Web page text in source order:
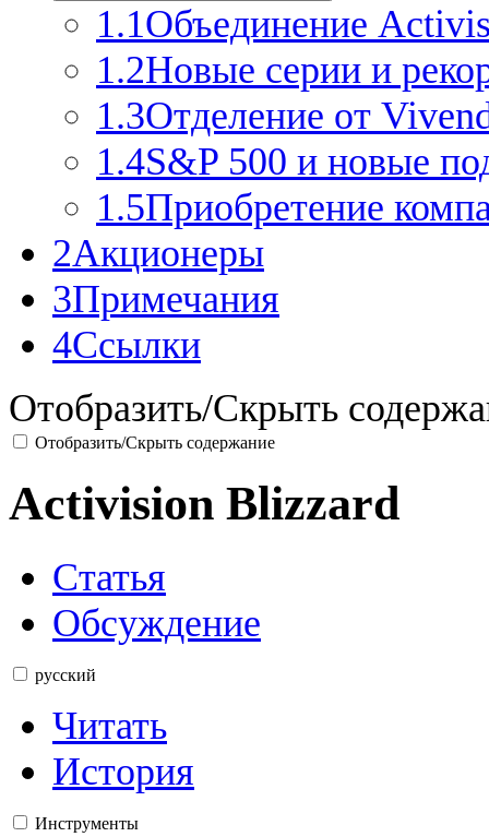
1.1Объединение
1.2Новые серии и
1.3Отделение от
1.4S&P 500 и новые
1.5Приобретение
2Акционеры
3Примечания
4Ссылки
Отобразить/Скрыть
Отобразить/Скрыть содержание
Activision Blizzard
Статья
Обсуждение
русский
Читать
История
Инструменты